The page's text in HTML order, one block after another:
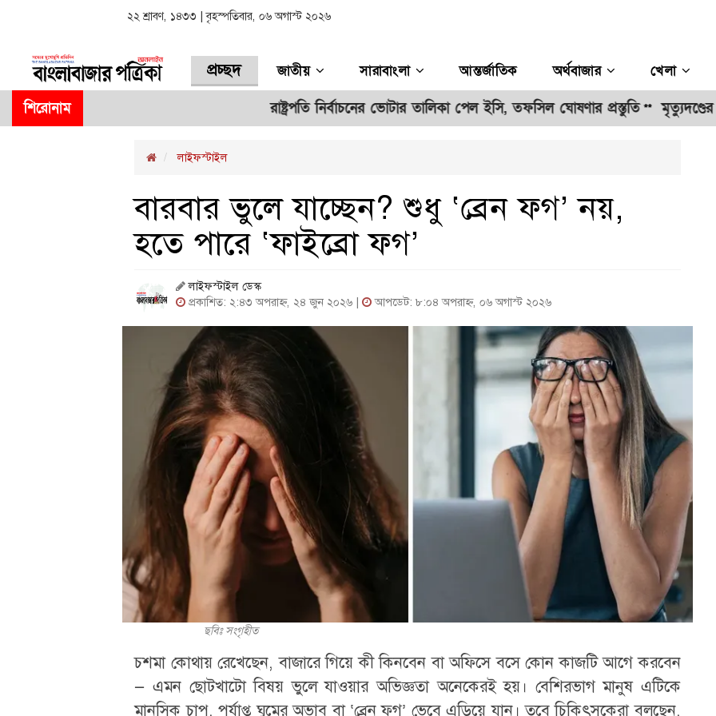
২২ শ্রাবণ, ১৪৩৩ | বৃহস্পতিবার, ০৬ অগাস্ট ২০২৬
প্রচ্ছদ জাতীয় সারাবাংলা আন্তর্জাতিক অর্থবাজার খেলা
শিরোনাম রাষ্ট্রপতি নির্বাচনের ভোটার তালিকা পেল ইসি, তফসিল ঘোষণার প্রস্তুতি ** মৃত্যুদণ্ডের বিধান
লাইফস্টাইল
বারবার ভুলে যাচ্ছেন? শুধু ‘ব্রেন ফগ’ নয়,
হতে পারে ‘ফাইব্রো ফগ’
লাইফস্টাইল ডেস্ক
প্রকাশিত: ২:৪৩ অপরাহ্ন, ২৪ জুন ২০২৬ |
আপডেট: ৮:০৪ অপরাহ্ন, ০৬ অগাস্ট ২০২৬
ছবিঃ সংগৃহীত
চশমা কোথায় রেখেছেন, বাজারে গিয়ে কী কিনবেন বা অফিসে বসে কোন কাজটি আগে করবেন
— এমন ছোটখাটো বিষয় ভুলে যাওয়ার অভিজ্ঞতা অনেকেরই হয়। বেশিরভাগ মানুষ এটিকে
মানসিক চাপ, পর্যাপ্ত ঘুমের অভাব বা ‘ব্রেন ফগ’ ভেবে এড়িয়ে যান। তবে চিকিৎসকেরা বলছেন,